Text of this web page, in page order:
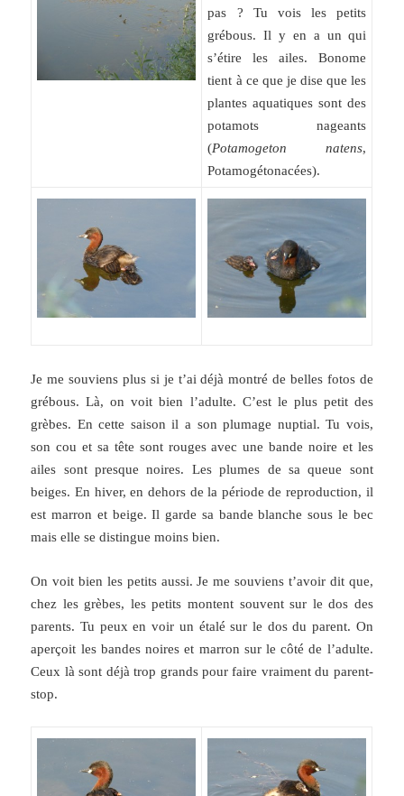
pas ? Tu vois les petits
grébous. Il y en a un qui
s’étire les ailes. Bonome
tient à ce que je dise que les
plantes aquatiques sont des
potamots nageants
(Potamogeton natens,
Potamogétonacées).
Je me souviens plus si je t’ai déjà montré de belles fotos de
grébous. Là, on voit bien l’adulte. C’est le plus petit des
grèbes. En cette saison il a son plumage nuptial. Tu vois,
son cou et sa tête sont rouges avec une bande noire et les
ailes sont presque noires. Les plumes de sa queue sont
beiges. En hiver, en dehors de la période de reproduction, il
est marron et beige. Il garde sa bande blanche sous le bec
mais elle se distingue moins bien.
On voit bien les petits aussi. Je me souviens t’avoir dit que,
chez les grèbes, les petits montent souvent sur le dos des
parents. Tu peux en voir un étalé sur le dos du parent. On
aperçoit les bandes noires et marron sur le côté de l’adulte.
Ceux là sont déjà trop grands pour faire vraiment du parent-
stop.